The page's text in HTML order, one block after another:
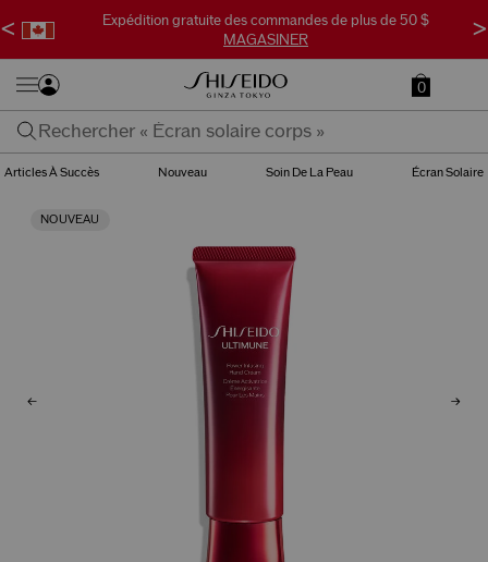
Expédition gratuite des commandes de plus de 50 $
MAGASINER
< >
0
Articles À Succès Nouveau Soin De La Peau Écran Solaire
NOUVEAU